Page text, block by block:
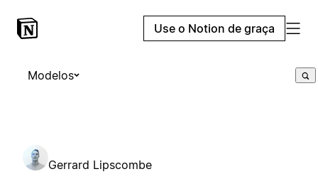
Use o Notion de graça
Modelos
Gerrard Lipscombe